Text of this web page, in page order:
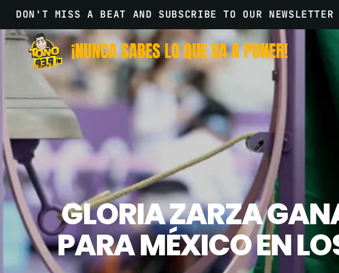
DON'T MISS A BEAT AND SUBSCRIBE TO OUR NEWSLETTER
GLORIA ZARZA
PARA MÉXICO EN